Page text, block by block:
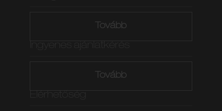
Tovább
Tovább